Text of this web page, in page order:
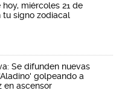
miércoles 21 de
tu signo zodiacal
Se difunden nuevas
golpeando a
en ascensor